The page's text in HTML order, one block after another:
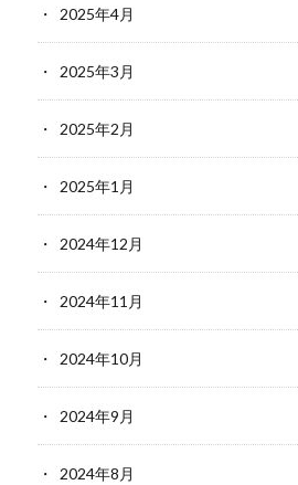
2025年4月
2025年3月
2025年2月
2025年1月
2024年12月
2024年11月
2024年10月
2024年9月
2024年8月